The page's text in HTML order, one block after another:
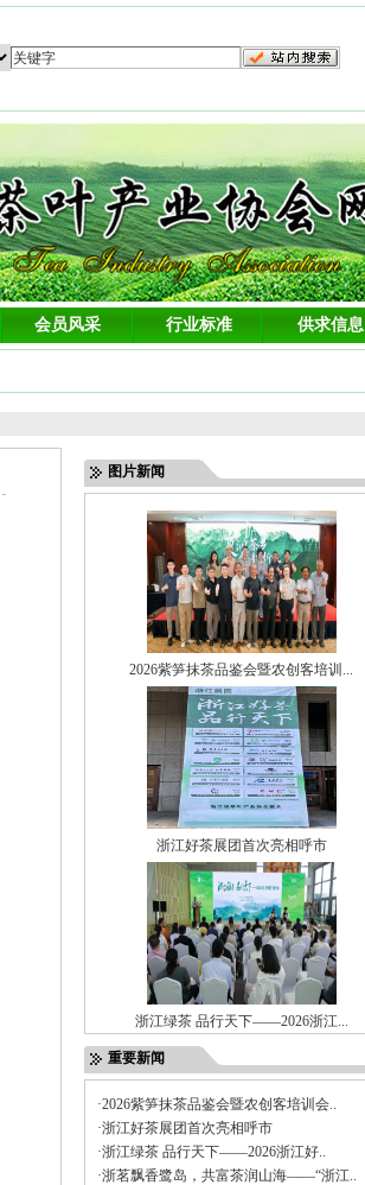
会员风采 行业标准 供求信息
图片新闻
2026紫笋抹茶品鉴会暨农创客培训...
浙江好茶展团首次亮相呼市
浙江绿茶 品行天下——2026浙江...
重要新闻
·2026紫笋抹茶品鉴会暨农创客培训会..
·浙江好茶展团首次亮相呼市
·浙江绿茶 品行天下——2026浙江好..
·浙茗飘香鹭岛，共富茶润山海——“浙江..